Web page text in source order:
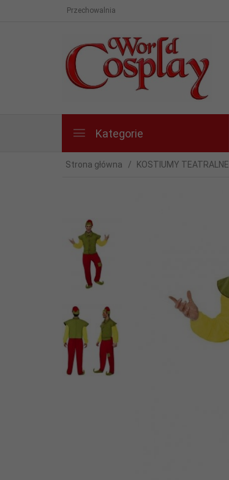
Przechowalnia
Kategorie
Strona główna KOSTIUMY TEATRALNE